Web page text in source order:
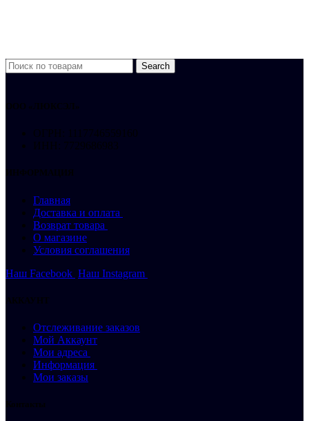
Search
ООО «ЛЮКСЭЛ»
ОГРН: 1117746559160
ИНН: 7729686983
ИНФОРМАЦИЯ
Главная
Доставка и оплата
Возврат товара
О магазине
Условия соглашения
Наш Facebook Наш Instagram
АККАУНТ
Отслеживание заказов
Мой Аккаунт
Мои адреса
Информация
Мои заказы
Контакты